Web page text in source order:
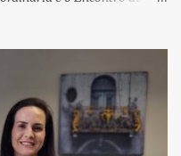
em Santa Rosa/RS com
capixabas, que
/ ES. Durante a
debatidas e aprovadas
da Política de